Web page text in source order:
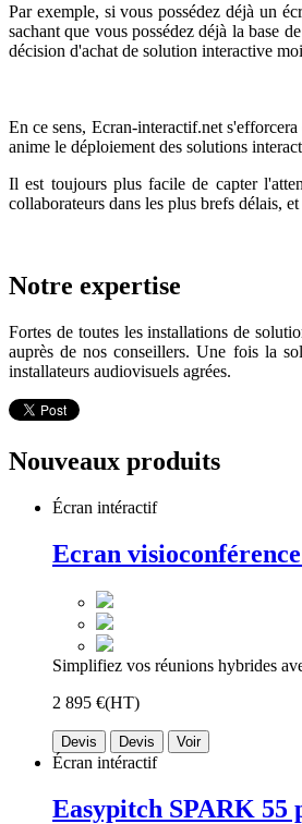
Par exemple, si vous possédez déjà un
sachant que vous possédez déjà la base
décision d'achat de solution interactive
En ce sens, Ecran-interactif.net
anime le déploiement des solutions
Il est toujours plus facile de capter
collaborateurs dans les plus brefs délais,
Notre expertise
Fortes de toutes les installations de
auprès de nos conseillers. Une fois la
installateurs audiovisuels agrées.
Nouveaux produits
Écran intéractif
Ecran
Simplifiez vos réunions hybrides
2 895 €(HT)
Devis Devis Voir
Écran intéractif
Easypitch SPARK 55